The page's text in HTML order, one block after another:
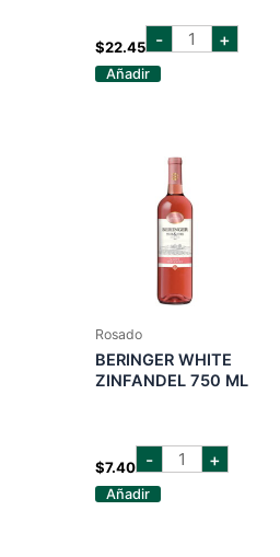
$22.45 - 1000
stories+
Añadir
Rosado
BERINGER WHITE
ZINFANDEL 750 ML
$7.40 - beringer
white +
Añadir